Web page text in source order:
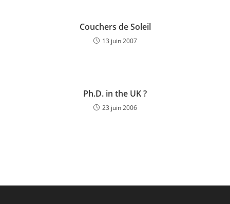
Couchers de Soleil
13 juin 2007
Ph.D. in the UK ?
23 juin 2006